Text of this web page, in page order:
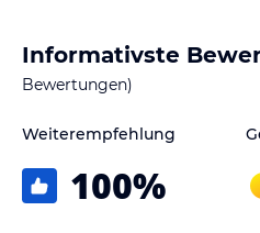
Informativste
Bewertungen)
Weiterempfehlung
100%